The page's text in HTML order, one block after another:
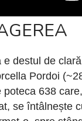
e destul de
Pordoi
poteca 638
se întâlnește